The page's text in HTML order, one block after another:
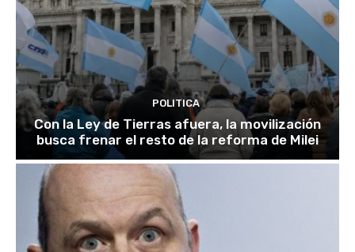
POLITICA
Con la Ley de Tierras afuera, la movilización
busca frenar el resto de la reforma de Milei